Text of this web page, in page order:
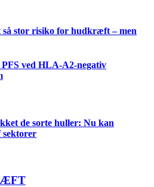
stor risiko for hudkræft – men
ved HLA-A2-negativ
de sorte huller: Nu kan
sektorer